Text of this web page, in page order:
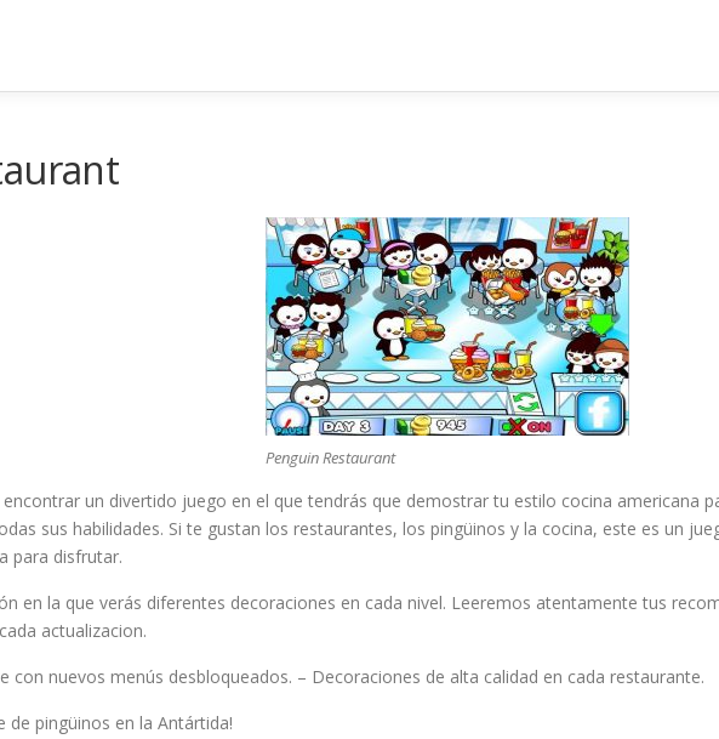
Penguin Restaurant
encontrar un divertido juego en el que tendrás que demostrar tu estilo cocina americana
sus habilidades. Si te gustan los restaurantes, los pingüinos y la cocina, este es un
para disfrutar.
en la que verás diferentes decoraciones en cada nivel. Leeremos atentamente tus
actualizacion.
con nuevos menús desbloqueados. – Decoraciones de alta calidad en cada restaurante.
pingüinos en la Antártida!